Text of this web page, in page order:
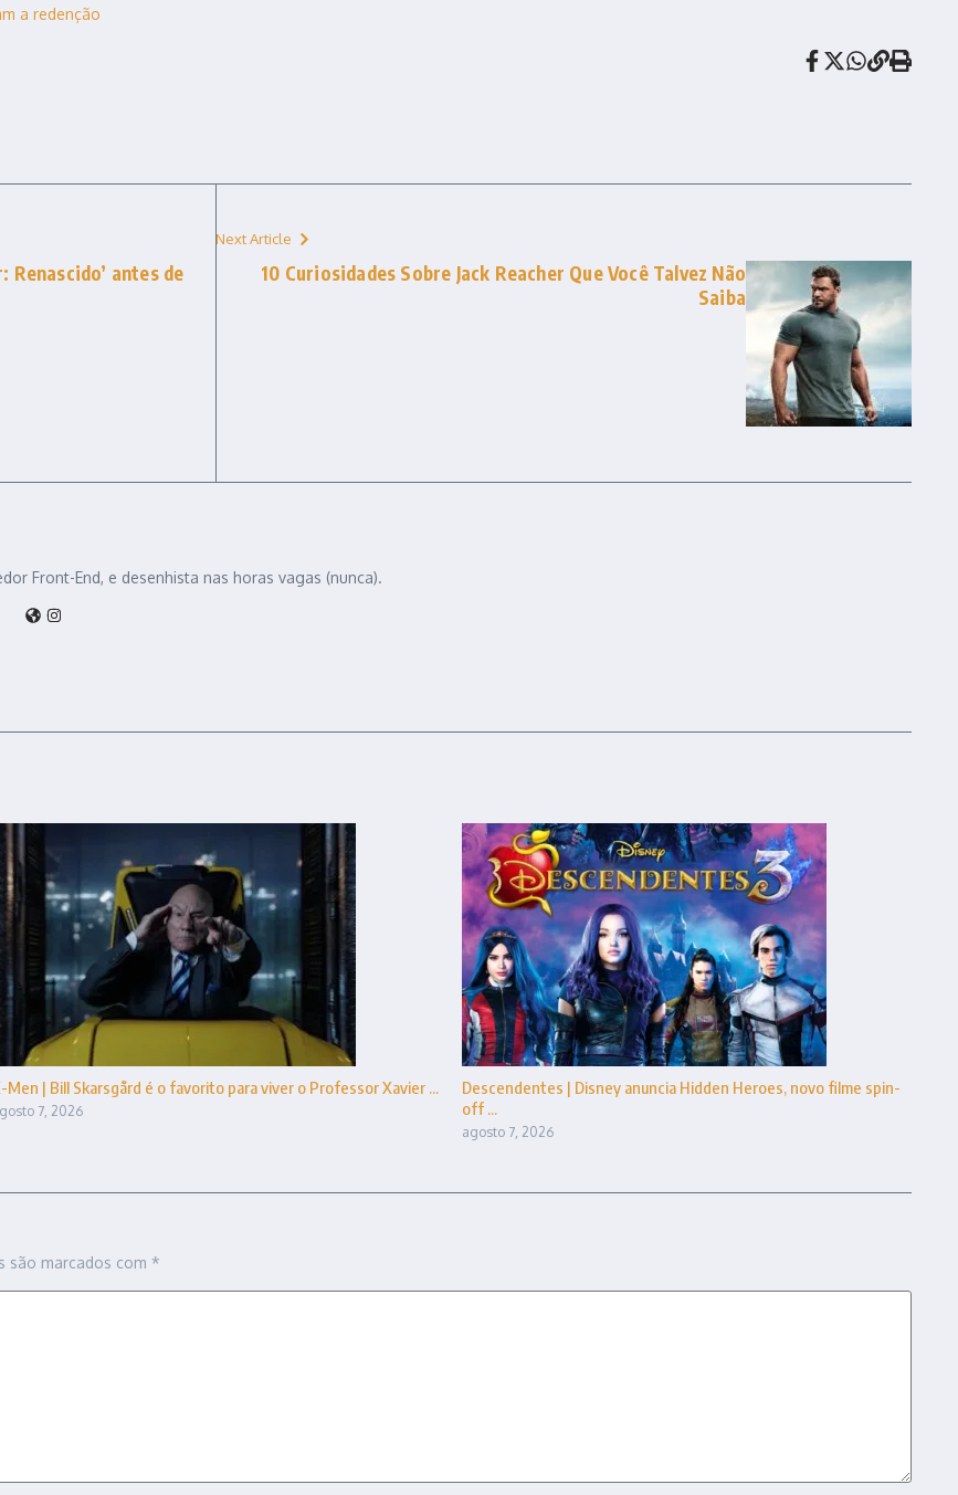
a redenção
Renascido’ antes de
Next Article
10 Curiosidades Sobre Jack Reacher Que Você Talvez Não
Saiba
Front-End, e desenhista nas horas vagas (nunca).
Men | Bill Skarsgård é o favorito para viver o Professor Xavier ...
7, 2026
Descendentes | Disney anuncia Hidden Heroes, novo filme spin-
off ...
agosto 7, 2026
são marcados com *